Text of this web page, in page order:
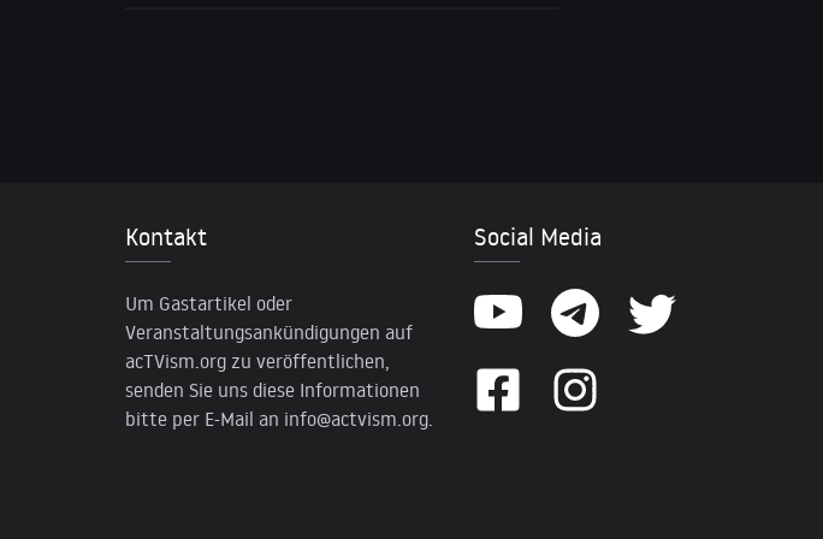
Kontakt
Um Gastartikel oder
Veranstaltungsankündigungen auf
acTVism.org zu veröffentlichen,
senden Sie uns diese Informationen
bitte per E-Mail an info@actvism.org.
Social Media